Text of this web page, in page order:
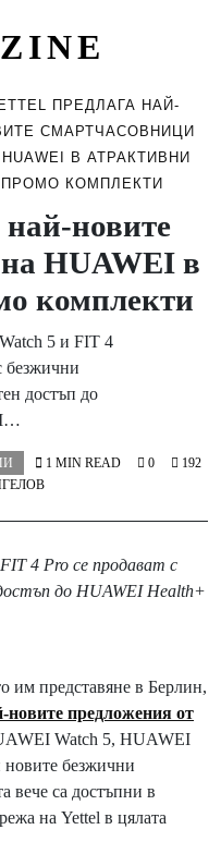
ПРЕДЛАГА НАЙ-
СМАРТЧАСОВНИЦИ
В АТРАКТИВНИ
ПРОМО КОМПЛЕКТИ
най-новите
HUAWEI в
комплекти
5 и FIT 4
безжични
достъп до
1 MIN READ 0 192
4 Pro се продават с
до HUAWEI Health+
им представяне в Берлин,
новите предложения от
Watch 5, HUAWEI
безжични
вече са достъпни в
на Yettel в цялата